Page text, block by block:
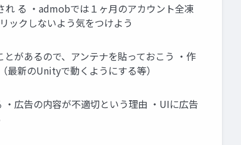
る ・admobでは１ヶ月のアカウント全凍
ックしないよう気をつけよう
があるので、アンテナを貼っておこう ・作
新のUnityで動くようにする等）
広告の内容が不適切という理由 ・UIに広告